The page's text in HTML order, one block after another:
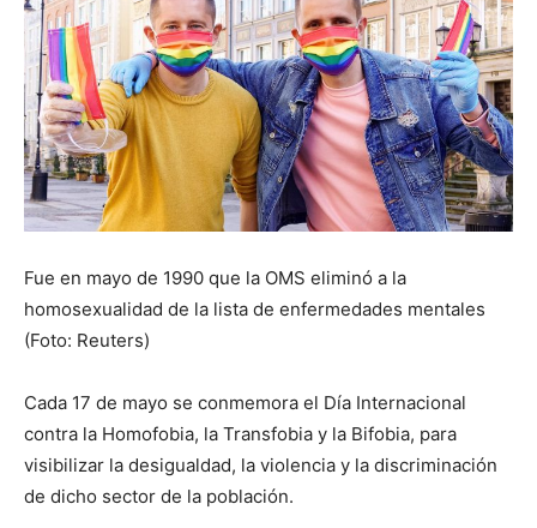
Fue en mayo de 1990 que la OMS eliminó a la
homosexualidad de la lista de enfermedades mentales
(Foto: Reuters)
Cada 17 de mayo se conmemora el Día Internacional
contra la Homofobia, la Transfobia y la Bifobia, para
visibilizar la desigualdad, la violencia y la discriminación
de dicho sector de la población.